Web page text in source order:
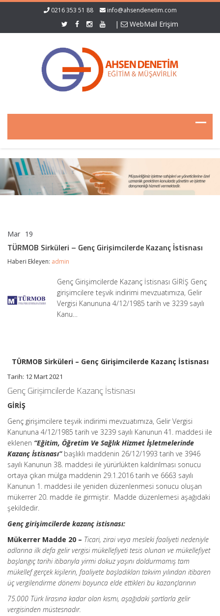
0216 353 51 88 info@ahsendenetim.com
| WebMail Erişim
Mar 19
–
Genç
İstisnası
TÜRMOB Sirküleri – Genç Girişimcilerde Kazanç İstisnası
Haberi Ekleyen: admin
Genç Girişimcilerde Kazanç İstisnası GİRİŞ Genç
girişimcilere teşvik indirimi mevzuatımıza, Gelir
Vergisi Kanununa 4/12/1985 tarih ve 3239 sayılı
Kanu…
TÜRMOB Sirküleri – Genç Girişimcilerde Kazanç İstisnası
Tarih: 12 Mart 2021
Genç Girişimcilerde Kazanç İstisnası
GİRİŞ
Genç girişimcilere teşvik indirimi mevzuatımıza, Gelir Vergisi
Kanununa 4/12/1985 tarih ve 3239 sayılı Kanunun 41. maddesi ile
eklenen “Eğitim, Öğretim Ve Sağlık Hizmet İşletmelerinde
Kazanç İstisnası”başlıklı maddenin 26/12/1993 tarih ve 3946
sayılı Kanunun 38. maddesi ile yürürlükten kaldırılması sonucu
ortaya çıkan mülga maddenin 29.1.2016 tarih ve 6663 sayılı
Kanunun 1. maddesi ile yeniden düzenlenmesi sonucu oluşan
mükerrer 20. madde ile girmiştir. Madde düzenlemesi aşağıdaki
şekildedir.
Genç girişimcilerde kazanç istisnası:
Mükerrer Madde 20 – Ticari, zirai veya mesleki faaliyeti nedeniyle
adlarına ilk defa gelir vergisi mükellefiyeti tesis olunan ve mükellefiyet
başlangıç tarihi itibarıyla yirmi dokuz yaşını doldurmamış tam
mükellef gerçek kişilerin, faaliyete başladıkları takvim yılından itibaren
üçvergilendirme dönemi boyunca elde ettikleri bu kazançlarının
75.000 Türk lirasına kadar olan kısmı, aşağıdaki şartlarla gelir
vergisinden müstesnadır.